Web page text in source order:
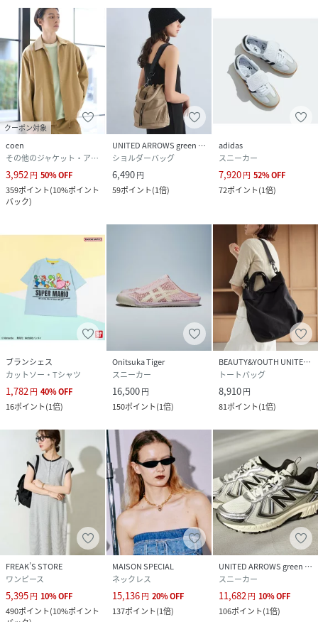
クーポン対象
coen
その他のジャケット・アウター
3,952円 50%OFF
359ポイント(10%ポイント
バック)
UNITED ARROWS green label relaxing
ショルダーバッグ
6,490円
59ポイント(1倍)
adidas
スニーカー
7,920円 52%OFF
72ポイント(1倍)
ブランシェス
カットソー・Tシャツ
1,782 円 40%OFF
16ポイント(1倍)
Onitsuka Tiger
スニーカー
16,500円
150ポイント(1倍)
BEAUTY&YOUTH UNITED ARROWS
トートバッグ
8,910円
81ポイント(1倍)
FREAK’S STORE
ワンピース
5,395円 10%OFF
490ポイント(10%ポイント
MAISON SPECIAL
ネックレス
15,136円 20%OFF
137ポイント(1倍)
UNITED ARROWS green label relaxing
スニーカー
11,682円 10%OFF
106ポイント(1倍)